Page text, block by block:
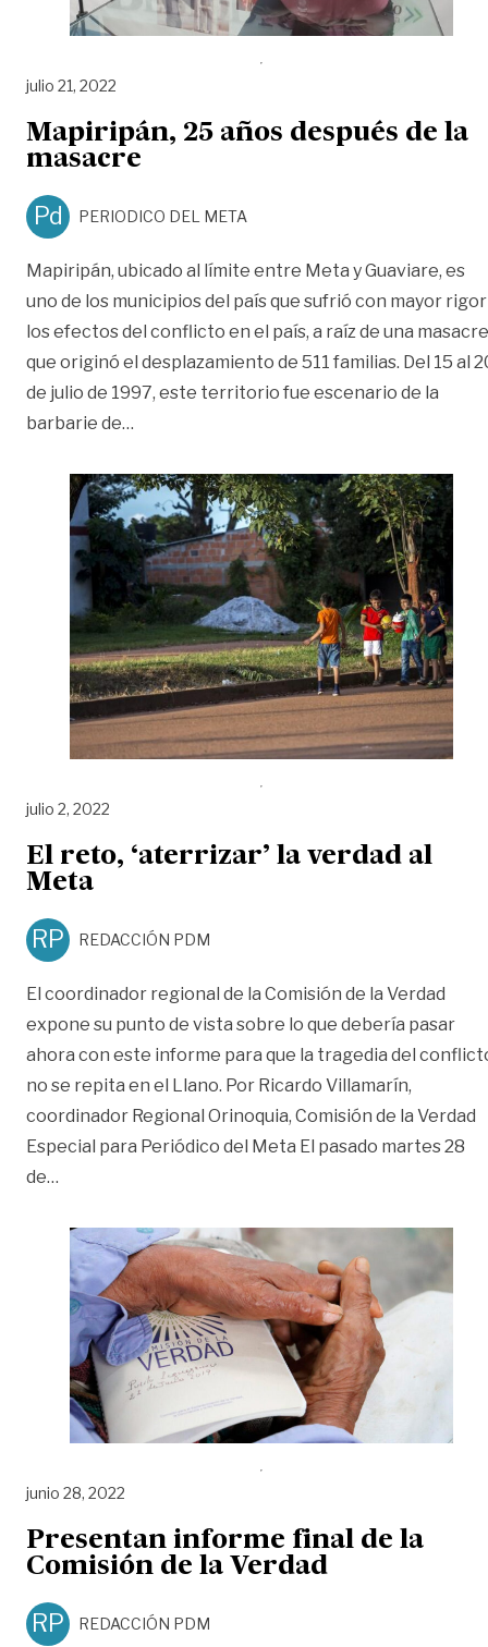
julio 21, 2022
Mapiripán, 25 años después de la
masacre
Pd PERIODICO DEL META
Mapiripán, ubicado al límite entre Meta y Guaviare, es
uno de los municipios del país que sufrió con mayor rigor
los efectos del conflicto en el país, a raíz de una masacre
que originó el desplazamiento de 511 familias. Del 15 al
de julio de 1997, este territorio fue escenario de la
barbarie de…
julio 2, 2022
El reto, ‘aterrizar’ la verdad al
Meta
RP REDACCIÓN PDM
El coordinador regional de la Comisión de la Verdad
expone su punto de vista sobre lo que debería pasar
ahora con este informe para que la tragedia del
no se repita en el Llano. Por Ricardo Villamarín,
coordinador Regional Orinoquia, Comisión de la Verdad
Especial para Periódico del Meta El pasado martes 28
de…
junio 28, 2022
Presentan informe final de la
Comisión de la Verdad
RP REDACCIÓN PDM